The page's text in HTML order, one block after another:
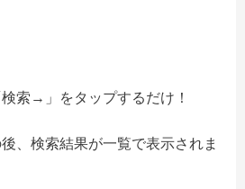
索→」をタップするだけ！
、検索結果が一覧で表示されま